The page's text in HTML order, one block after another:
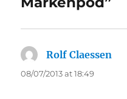
Rolf Claessen
08/07/2013 at 18:49